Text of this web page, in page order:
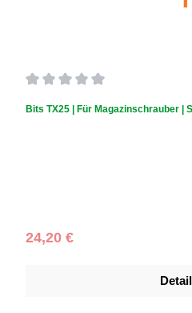
Bits TX25 | Für Magazinschrauber |
Regulärer Preis:
24,20 €